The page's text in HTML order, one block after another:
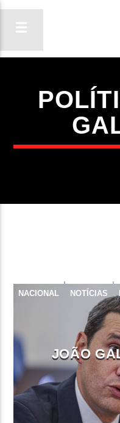
FAIXA ATUAL
ARTISTA
NACIONAL NOTÍCIAS
JOÃO